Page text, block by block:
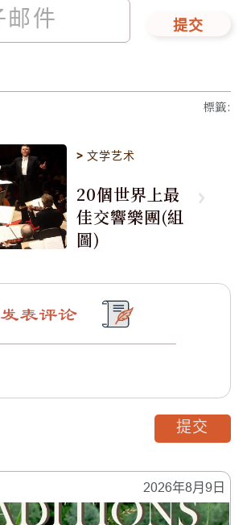
提交
標籤:
>文学艺术
20個世界上最
佳交響樂團(組
圖)
2026年8月9日
发表评论
提交